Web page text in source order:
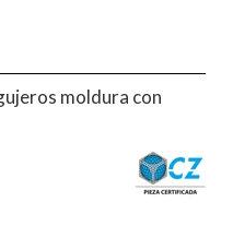
moldura con